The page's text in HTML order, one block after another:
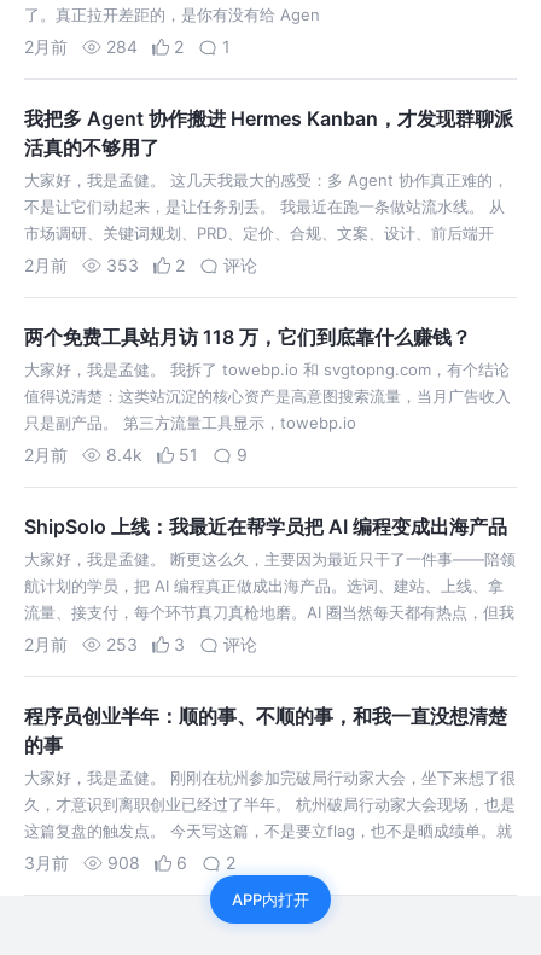
了。真正拉开差距的，是你有没有给 Agen
2月前 284 2 1
我把多 Agent 协作搬进 Hermes Kanban，才发现群聊派
活真的不够用了
大家好，我是孟健。 这几天我最大的感受：多 Agent 协作真正难的，
不是让它们动起来，是让任务别丢。 我最近在跑一条做站流水线。 从
市场调研、关键词规划、PRD、定价、合规、文案、设计、前后端开
发、
2月前 353 2 评论
两个免费工具站月访 118 万，它们到底靠什么赚钱？
大家好，我是孟健。 我拆了 towebp.io 和 svgtopng.com，有个结论
值得说清楚：这类站沉淀的核心资产是高意图搜索流量，当月广告收入
只是副产品。 第三方流量工具显示，towebp.io
2月前 8.4k 51 9
ShipSolo 上线：我最近在帮学员把 AI 编程变成出海产品
大家好，我是孟健。 断更这么久，主要因为最近只干了一件事——陪领
航计划的学员，把 AI 编程真正做成出海产品。选词、建站、上线、拿
流量、接支付，每个环节真刀真枪地磨。AI 圈当然每天都有热点，但我
觉得
2月前 253 3 评论
程序员创业半年：顺的事、不顺的事，和我一直没想清楚
的事
大家好，我是孟健。 刚刚在杭州参加完破局行动家大会，坐下来想了很
久，才意识到离职创业已经过了半年。 杭州破局行动家大会现场，也是
这篇复盘的触发点。 今天写这篇，不是要立flag，也不是晒成绩单。就
是实
3月前 908 6 2
APP内打开